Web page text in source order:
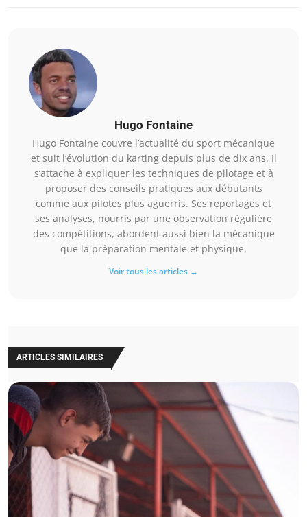
Hugo Fontaine
Hugo Fontaine couvre l’actualité du sport mécanique
et suit l’évolution du karting depuis plus de dix ans. Il
s’attache à expliquer les techniques de pilotage et à
proposer des conseils pratiques aux débutants
comme aux pilotes plus aguerris. Ses reportages et
ses analyses, nourris par une observation régulière
des compétitions, abordent aussi bien la mécanique
que la préparation mentale et physique.
Voir tous les articles →
ARTICLES SIMILAIRES